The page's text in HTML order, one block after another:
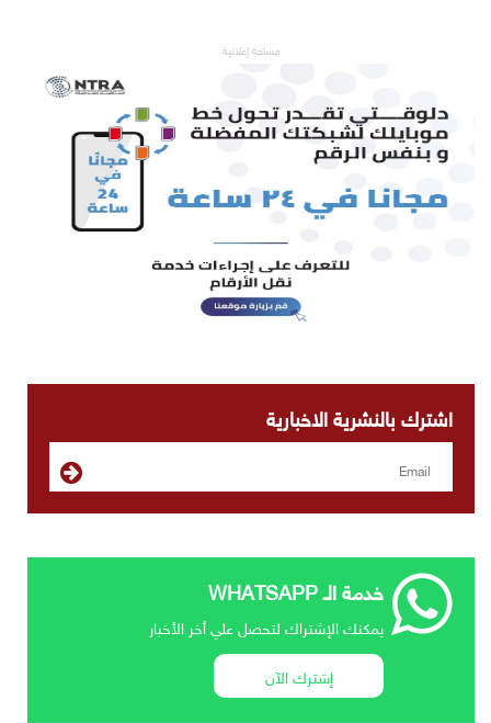
مساحة إعلانية
اشترك بالنشرية الاخبارية
خدمة الـ WHATSAPP
يمكنك الإشتراك لتحصل علي أخر الأخبار
إشترك الآن